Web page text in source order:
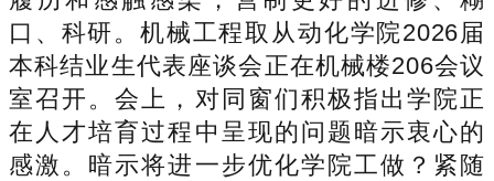
口、科研。机械工程取从动化学院2026届
本科结业生代表座谈会正在机械楼206会议
室召开。会上，对同窗们积极指出学院正
在人才培育过程中呈现的问题暗示衷心的
感激。暗示将进一步优化学院工做？紧随